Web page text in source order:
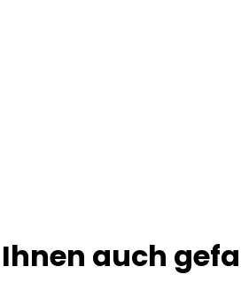
auch